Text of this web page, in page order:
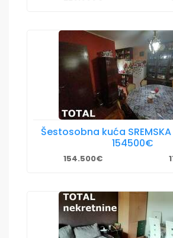
Šestosobna kuća SREMSKA
154500€
154.500€